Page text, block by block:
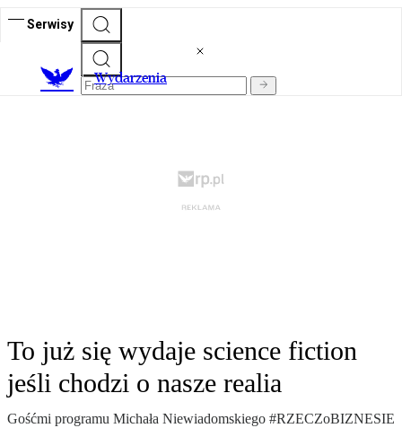
Serwisy
Wydarzenia
To już się wydaje science fiction
jeśli chodzi o nasze realia
Gośćmi programu Michała Niewiadomskiego #RZECZoBIZNESIE